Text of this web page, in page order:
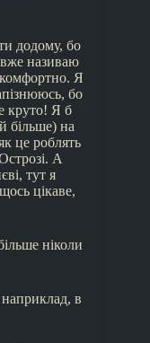
додому, бо
вже називаю
Я
бо
круто! Я б
більше) на
це роблять
А
тут я
цікаве,
ніколи
в